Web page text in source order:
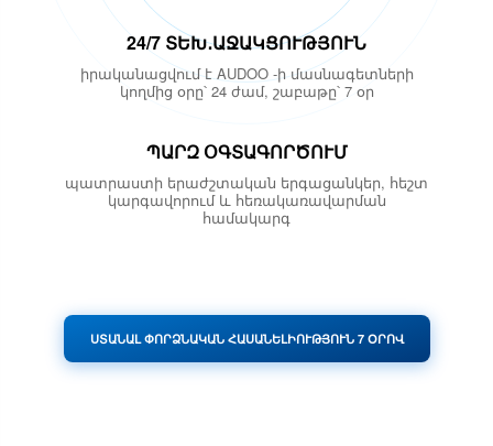
24/7 ՏԵԽ․ԱՋԱԿՑՈՒԹՅՈՒՆ
իրականացվում է AUDOO -ի մասնագետների
կողմից օրը՝ 24 ժամ, շաբաթը՝ 7 օր
ՊԱՐԶ ՕԳՏԱԳՈՐԾՈՒՄ
պատրաստի երաժշտական ​​երգացանկեր, հեշտ
կարգավորում և հեռակառավարման
համակարգ
ՍՏԱՆԱԼ ՓՈՐՁՆԱԿԱՆ ՀԱՍԱՆԵԼԻՈՒԹՅՈՒՆ 7 ՕՐՈՎ